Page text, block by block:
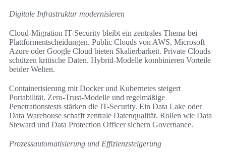
Digitale Infrastruktur modernisieren
Cloud-Migration IT-Security bleibt ein zentrales Thema bei
Plattformentscheidungen. Public Clouds von AWS, Microsoft
Azure oder Google Cloud bieten Skalierbarkeit. Private Clouds
schützen kritische Daten. Hybrid-Modelle kombinieren Vorteile
beider Welten.
Containerisierung mit Docker und Kubernetes steigert
Portabilität. Zero-Trust-Modelle und regelmäßige
Penetrationstests stärken die IT-Security. Ein Data Lake oder
Data Warehouse schafft zentrale Datenqualität. Rollen wie Data
Steward und Data Protection Officer sichern Governance.
Prozessautomatisierung und Effizienzsteigerung